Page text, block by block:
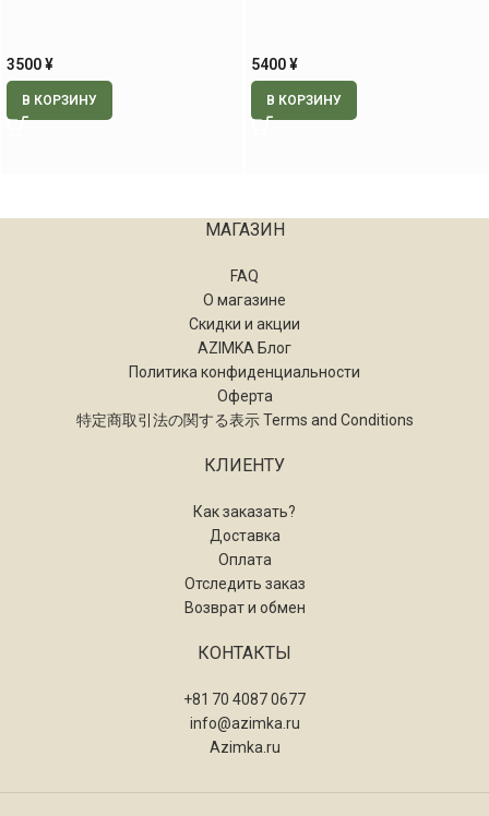
3500¥
В КОРЗИНУ
5400¥
В КОРЗИНУ
МАГАЗИН
FAQ
О магазине
Скидки и акции
AZIMKA Блог
Политика конфиденциальности
Оферта
特定商取引法の関する表示 Terms and Conditions
КЛИЕНТУ
Как заказать?
Доставка
Оплата
Отследить заказ
Возврат и обмен
КОНТАКТЫ
+81 70 4087 0677
info@azimka.ru
Azimka.ru